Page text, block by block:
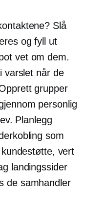
Slå
og fyll ut
vet om dem.
varslet når de
grupper
personlig
Planlegg
som
vert
landingssider
de samhandler